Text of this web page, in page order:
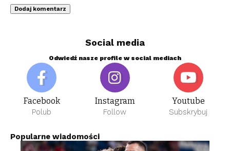
Social media
Odwiedź nasze profile w social mediach
Facebook
Polub
Instagram
Follow
Youtube
Subskrybuj
Popularne wiadomości